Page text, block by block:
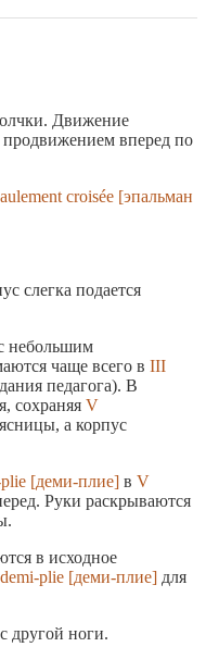
Движение
продвижением вперед по
croisée [эпальман
слегка подается
небольшим
чаще всего в III
педагога). В
сохраняя V
а корпус
[деми-плие] в V
Руки раскрываются
в исходное
demi-plie [деми-плие] для
другой ноги.